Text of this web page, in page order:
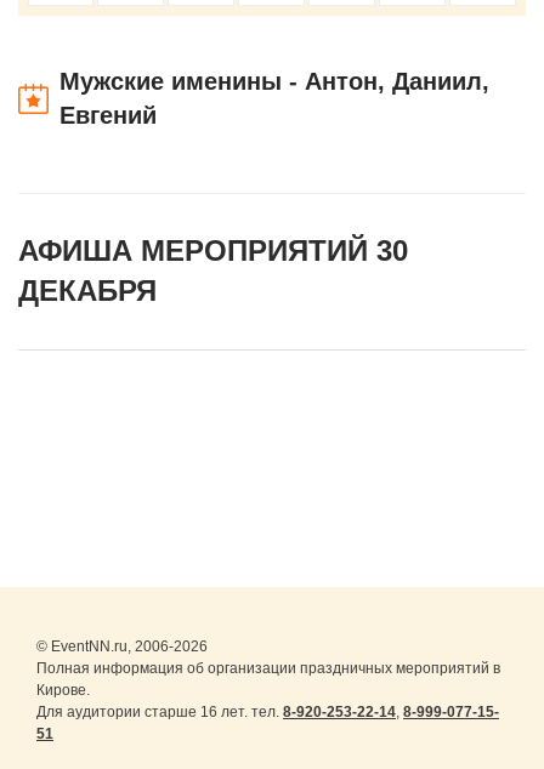
Мужские именины - Антон, Даниил,
Евгений
АФИША МЕРОПРИЯТИЙ 30
ДЕКАБРЯ
© EventNN.ru, 2006-2026
Полная информация об организации праздничных мероприятий в
Кирове.
Для аудитории старше 16 лет. тел. 8-920-253-22-14, 8-999-077-15-
51